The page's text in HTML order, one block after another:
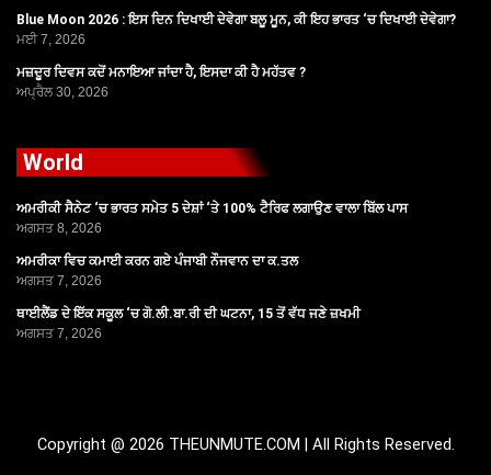
Blue Moon 2026 : ਇਸ ਦਿਨ ਦਿਖਾਈ ਦੇਵੇਗਾ ਬਲੂ ਮੂਨ, ਕੀ ਇਹ ਭਾਰਤ ‘ਚ ਦਿਖਾਈ ਦੇਵੇਗਾ?
ਮਈ 7, 2026
ਮਜ਼ਦੂਰ ਦਿਵਸ ਕਦੋਂ ਮਨਾਇਆ ਜਾਂਦਾ ਹੈ, ਇਸਦਾ ਕੀ ਹੈ ਮਹੱਤਵ ?
ਅਪ੍ਰੈਲ 30, 2026
World
ਅਮਰੀਕੀ ਸੈਨੇਟ ‘ਚ ਭਾਰਤ ਸਮੇਤ 5 ਦੇਸ਼ਾਂ ‘ਤੇ 100% ਟੈਰਿਫ ਲਗਾਉਣ ਵਾਲਾ ਬਿੱਲ ਪਾਸ
ਅਗਸਤ 8, 2026
ਅਮਰੀਕਾ ਵਿਚ ਕਮਾਈ ਕਰਨ ਗਏ ਪੰਜਾਬੀ ਨੌਜਵਾਨ ਦਾ ਕ.ਤਲ
ਅਗਸਤ 7, 2026
ਥਾਈਲੈਂਡ ਦੇ ਇੱਕ ਸਕੂਲ ‘ਚ ਗੋ.ਲੀ.ਬਾ.ਰੀ ਦੀ ਘਟਨਾ, 15 ਤੋਂ ਵੱਧ ਜਣੇ ਜ਼ਖਮੀ
ਅਗਸਤ 7, 2026
Copyright @ 2026 THEUNMUTE.COM | All Rights Reserved.